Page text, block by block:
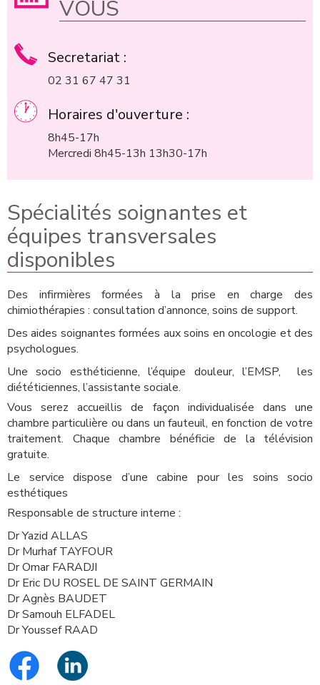
VOUS
Secretariat :
02 31 67 47 31
Horaires d'ouverture :
8h45-17h
Mercredi 8h45-13h 13h30-17h
Spécialités soignantes et
équipes transversales
disponibles
Des infirmières formées à la prise en charge des
chimiothérapies : consultation d’annonce, soins de support.
Des aides soignantes formées aux soins en oncologie et des
psychologues.
Une socio esthéticienne, l’équipe douleur, l’EMSP, les
diététiciennes, l’assistante sociale.
Vous serez accueillis de façon individualisée dans une
chambre particulière ou dans un fauteuil, en fonction de votre
traitement. Chaque chambre bénéficie de la télévision
gratuite.
Le service dispose d’une cabine pour les soins socio
esthétiques
Responsable de structure interne :
Dr Yazid ALLAS
Dr Murhaf TAYFOUR
Dr Omar FARADJI
Dr Eric DU ROSEL DE SAINT GERMAIN
Dr Agnès BAUDET
Dr Samouh ELFADEL
Dr Youssef RAAD